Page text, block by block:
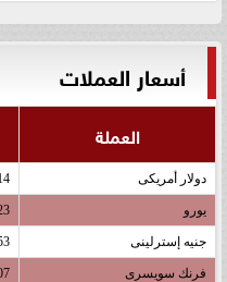
أسعار العملات
العملة
دولار أمريكى
يورو
جنيه إسترلينى
فرنك سويسرى